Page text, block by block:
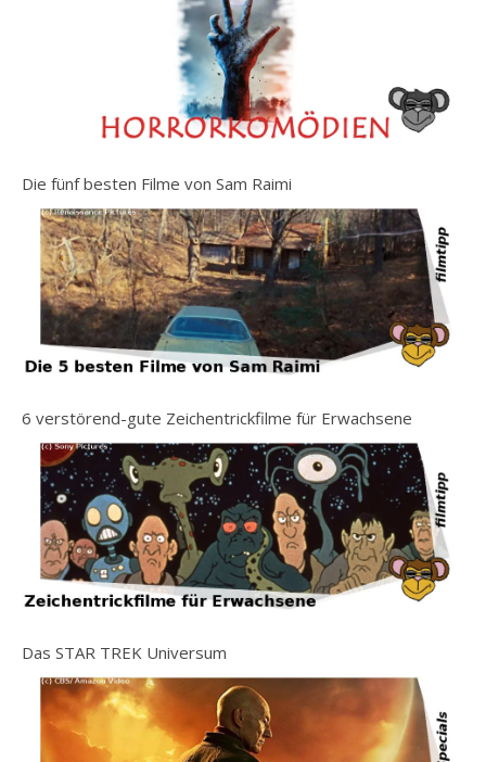
Die fünf besten Filme von Sam Raimi
6 verstörend-gute Zeichentrickfilme für Erwachsene
Das STAR TREK Universum